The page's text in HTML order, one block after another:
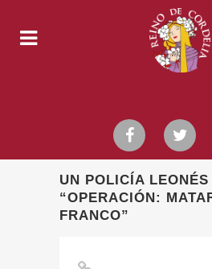
UN POLICÍA
“OPERACIÓN:
FRANCO”